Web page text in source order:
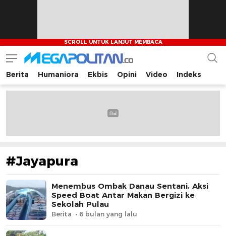
Megapolitan.co
Menyajikan berita-berita fakta bagi pembaca
Berita Humaniora Ekbis Opini Video Indeks
#Jayapura
Menembus Ombak Danau Sentani, Aksi
Speed Boat Antar Makan Bergizi ke
Sekolah Pulau
Berita 6 bulan yang lalu